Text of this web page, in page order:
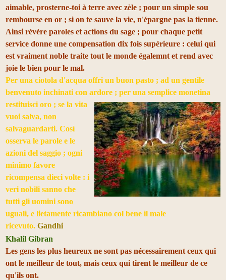
aimable, prosterne-toi à terre avec zèle ; pour un simple sou
rembourse en or ; si on te sauve la vie, n'épargne pas la tienne.
Ainsi révère paroles et actions du sage ; pour chaque petit
service donne une compensation dix fois supérieure : celui qui
est vraiment noble traite tout le monde égalemnt et rend avec
joie le bien pour le mal.
Per una ciotola d'acqua offri un buon pasto ; ad un gentile
benvenuto inchinati con ardore ; per una semplice monetina
restituisci oro ; se la vita
vuoi salva, non
salvaguardarti. Così
osserva le parole e le
azioni del saggio ; ogni
minimo favore
ricompensa dieci volte : i
veri nobili sanno che
tutti gli uomini sono
uguali, e lietamente ricambiano col bene il male
ricevuto. Gandhi
Khalil Gibran
Les gens les plus heureux ne sont pas nécessairement ceux qui
ont le meilleur de tout, mais ceux qui tirent le meilleur de ce
qu'ils ont.